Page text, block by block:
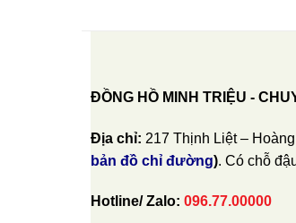
ĐỒNG HỒ MINH TRIỆU -
Địa chỉ: 217 Thịnh Liệt –
bản đồ chỉ đường). Có chỗ
Hotline/ Zalo: 096.77.00000